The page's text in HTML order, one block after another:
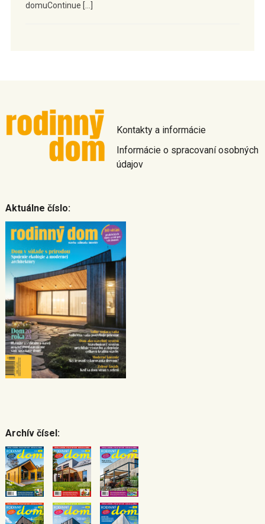
domuContinue […]
Kontakty a informácie
Informácie o spracovaní osobných
údajov
Aktuálne číslo:
Archív čísel: